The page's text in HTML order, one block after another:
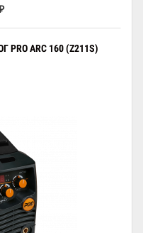
ARC 160 (Z211S)